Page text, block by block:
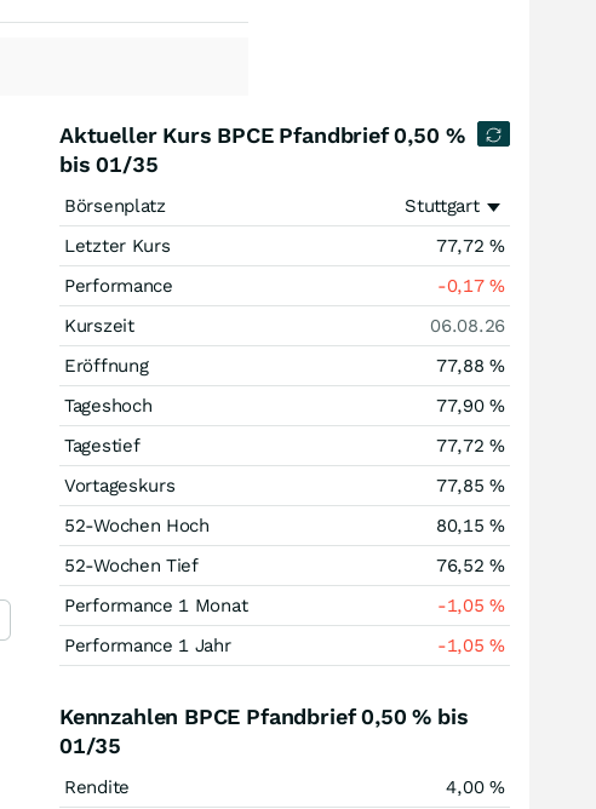
Aktueller Kurs BPCE Pfandbrief 0,50 %
bis 01/35
Börsenplatz
Stuttgart
Letzter Kurs
77,72 %
Performance
-0,17%
Kurszeit
06.08.26
Eröffnung
77,88 %
Tageshoch
77,90 %
Tagestief
77,72 %
Vortageskurs
77,85%
52-Wochen Hoch
80,15%
52-Wochen Tief
76,52%
Performance 1 Monat
-1,05%
Performance 1 Jahr
-1,05%
Kennzahlen BPCE Pfandbrief 0,50 % bis
01/35
Rendite 4,00 %